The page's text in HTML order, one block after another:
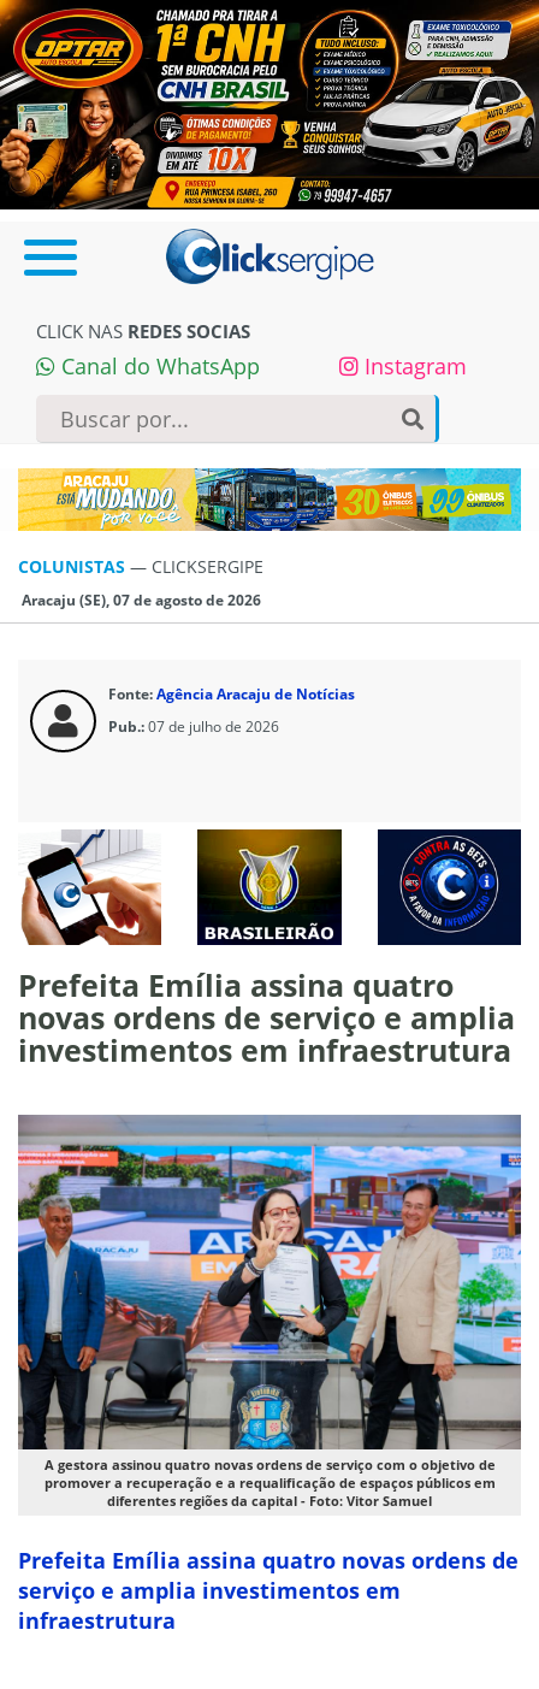
CLICK NAS REDES SOCIAS
Canal do WhatsApp Instagram
COLUNISTAS — CLICKSERGIPE
Aracaju (SE), 07 de agosto de 2026
Fonte:Agência Aracaju de Notícias
Pub.:07 de julho de 2026
Prefeita Emília assina quatro
novas ordens de serviço e amplia
investimentos em infraestrutura
A gestora assinou quatro novas ordens de serviço com o objetivo de
promover a recuperação e a requalificação de espaços públicos em
diferentes regiões da capital - Foto: Vitor Samuel
Prefeita Emília assina quatro novas ordens de
serviço e amplia investimentos em
infraestrutura